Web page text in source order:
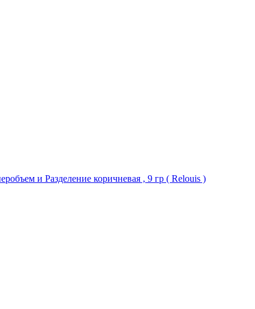
и Разделение коричневая , 9 гр ( Relouis )